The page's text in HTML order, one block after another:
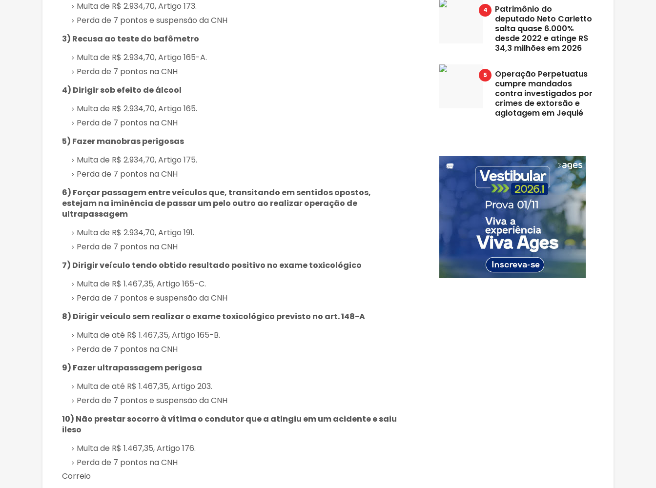
Multa de R$ 2.934,70, Artigo 173.
Perda de 7 pontos e suspensão da CNH
3) Recusa ao teste do bafômetro
Multa de R$ 2.934,70, Artigo 165-A.
Perda de 7 pontos na CNH
4) Dirigir sob efeito de álcool
Multa de R$ 2.934,70, Artigo 165.
Perda de 7 pontos na CNH
5) Fazer manobras perigosas
Multa de R$ 2.934,70, Artigo 175.
Perda de 7 pontos na CNH
6) Forçar passagem entre veículos que, transitando em sentidos opostos,
estejam na iminência de passar um pelo outro ao realizar operação de
ultrapassagem
Multa de R$ 2.934,70, Artigo 191.
Perda de 7 pontos na CNH
7) Dirigir veículo tendo obtido resultado positivo no exame toxicológico
Multa de R$ 1.467,35, Artigo 165-C.
Perda de 7 pontos e suspensão da CNH
8) Dirigir veículo sem realizar o exame toxicológico previsto no art. 148-A
Multa de até R$ 1.467,35, Artigo 165-B.
Perda de 7 pontos na CNH
9) Fazer ultrapassagem perigosa
Multa de até R$ 1.467,35, Artigo 203.
Perda de 7 pontos e suspensão da CNH
10) Não prestar socorro à vítima o condutor que a atingiu em um acidente e saiu
ileso
Multa de R$ 1.467,35, Artigo 176.
Perda de 7 pontos na CNH
Correio
Patrimônio do
deputado Neto Carletto
salta quase 6.000%
desde 2022 e atinge R$
34,3 milhões em 2026
Operação Perpetuatus
cumpre mandados
contra investigados por
crimes de extorsão e
agiotagem em Jequié